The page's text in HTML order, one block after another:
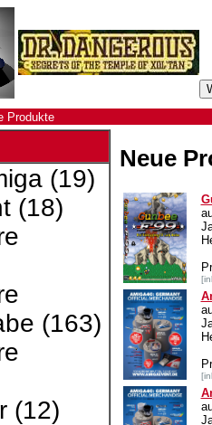
Produkte
(19)
(18)
(163)
(12)
Neue